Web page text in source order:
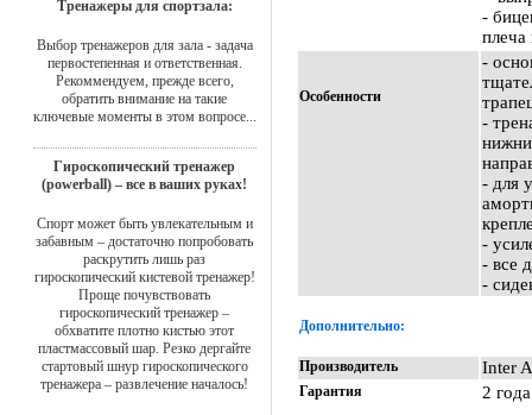
Тренажеры для спортзала:
Выбор тренажеров для зала - задача
первостепенная и ответственная.
Рекоммендуем, прежде всего,
обратить внимание на такие
ключевые моменты в этом вопросе...
Гироскопический тренажер
(powerball) – все в ваших руках!
Спорт может быть увлекательным и
забавным – достаточно попробовать
раскрутить лишь раз
гироскопический кистевой тренажер!
Проще почувствовать
гироскопический тренажер –
обхватите плотно кистью этот
пластмассовый шар. Резко дергайте
стартовый шнур гироскопического
тренажера – развлечение началось!
-
плеча
Особенности
-
-
- для
-
- все
-
Дополнительно:
Производитель Inter
Гарантия 2 года